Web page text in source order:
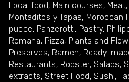
Local food, Main courses, Meat,
Montaditos y Tapas, Moroccan
pucce, Panzerotti, Pastry,
Romana, Pizza, Plants and
Preserves, Ramen, Ready-
Restaurants, Rooster, Salads,
extracts, Street Food, Sushi,